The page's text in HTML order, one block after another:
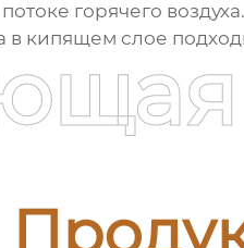
горячего
кипящем слое